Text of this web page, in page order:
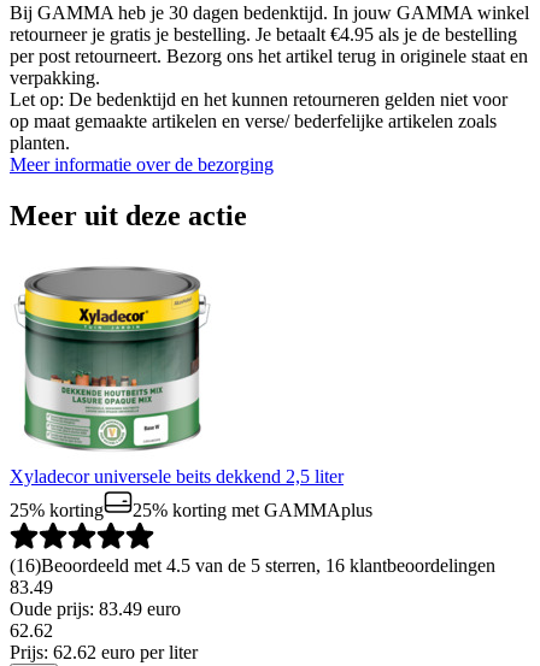
Bij GAMMA heb je 30 dagen bedenktijd. In jouw GAMMA winkel
retourneer je gratis je bestelling. Je betaalt €4.95 als je de bestelling
per post retourneert. Bezorg ons het artikel terug in originele staat en
verpakking.
Let op: De bedenktijd en het kunnen retourneren gelden niet voor
op maat gemaakte artikelen en verse/ bederfelijke artikelen zoals
planten.
Meer informatie over de bezorging
Meer uit deze actie
Xyladecor universele beits dekkend 2,5 liter
25% korting
25% korting met GAMMAplus
(16)Beoordeeld met 4.5 van de 5 sterren, 16 klantbeoordelingen
83.49
Oude prijs: 83.49 euro
62.62
Prijs: 62.62 euro per liter